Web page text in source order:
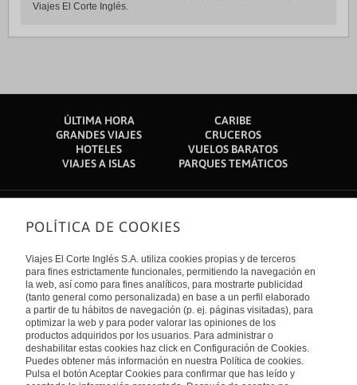
Viajes El Corte Inglés.
ÚLTIMA HORA
CARIBE
GRANDES VIAJES
CRUCEROS
HOTELES
VUELOS BARATOS
VIAJES A ISLAS
PARQUES TEMÁTICOS
Sobre nosotros
Quiénes somos
Financiación
Sostenibilidad
Turismo accesible
Tarjeta El Corte Inglés
Trabaja con nosotros
El Corte Inglés
Canal Ético
Enlaces de interés
Guías de viaje
Catálogos
Auto check-in
Condiciones Generales
Política de privacidad
Política de cookies
Accesibilidad
Internacional
España
POLÍTICA DE COOKIES
Viajes El Corte Inglés S.A. utiliza cookies propias y de terceros
para fines estrictamente funcionales, permitiendo la navegación en
la web, así como para fines analíticos, para mostrarte publicidad
(tanto general como personalizada) en base a un perfil elaborado
a partir de tu hábitos de navegación (p. ej. páginas visitadas), para
optimizar la web y para poder valorar las opiniones de los
productos adquiridos por los usuarios. Para administrar o
deshabilitar estas cookies haz click en Configuración de Cookies.
Puedes obtener más información en nuestra Política de cookies.
Pulsa el botón Aceptar Cookies para confirmar que has leído y